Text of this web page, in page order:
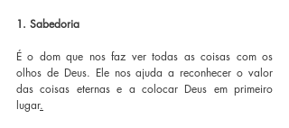
1. Sabedoria
É o dom que nos faz ver todas as coisas com os
olhos de Deus. Ele nos ajuda a reconhecer o valor
das coisas eternas e a colocar Deus em primeiro
lugar.